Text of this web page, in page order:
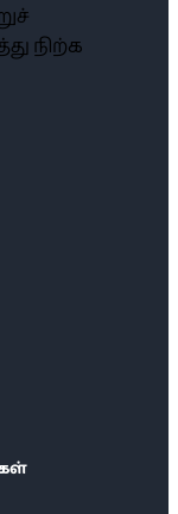
நிற்க